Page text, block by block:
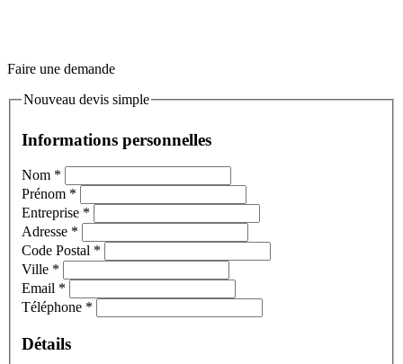
Faire une demande
Nouveau devis simple
Informations personnelles
Nom *
Prénom *
Entreprise *
Adresse *
Code Postal *
Ville *
Email *
Téléphone *
Détails